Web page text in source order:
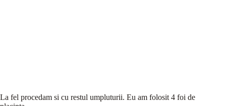
La fel procedam si cu restul umpluturii. Eu am folosit 4 foi de